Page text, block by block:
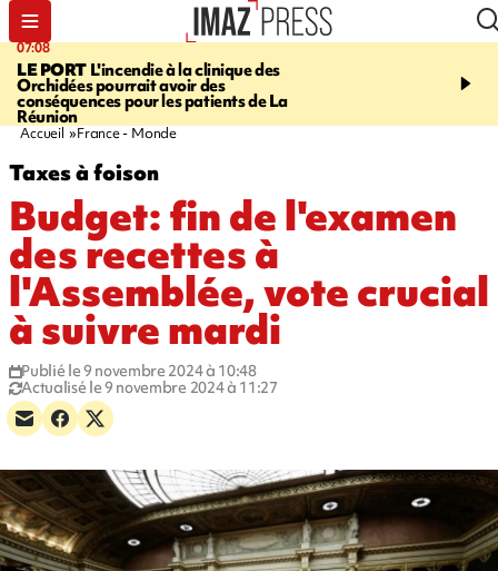
07:08
LE PORT L'incendie à la clinique des
Orchidées pourrait avoir des
conséquences pour les patients de La
Réunion
09:56
Accueil France - Monde
Taxes à foison
Budget: fin de l'examen
des recettes à
l'Assemblée, vote crucial
à suivre mardi
Publié le 9 novembre 2024 à 10:48
Actualisé le 9 novembre 2024 à 11:27